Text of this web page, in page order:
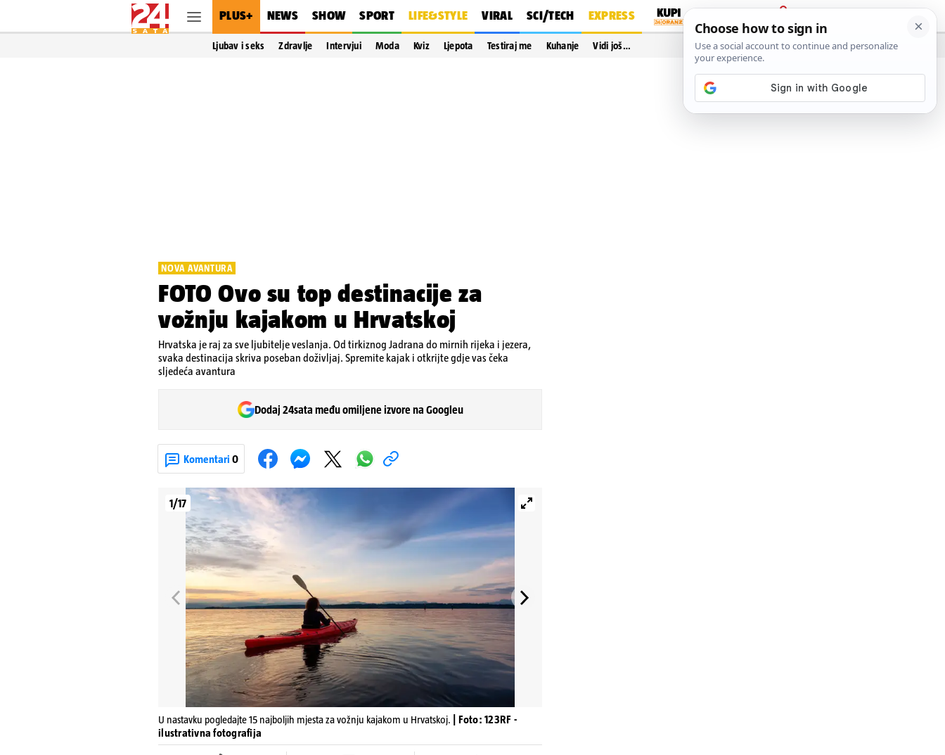
PLUS+ NEWS SHOW SPORT LIFE&STYLE VIRAL SCI/TECH EXPRESS
PRIJAVA
Ljubav i seks Zdravlje Intervjui Moda Kviz Ljepota Testiraj me Kuhanje Vidi još…
NOVA AVANTURA
FOTO Ovo su top destinacije za
vožnju kajakom u Hrvatskoj
Hrvatska je raj za sve ljubitelje veslanja. Od tirkiznog Jadrana do mirnih rijeka i jezera,
svaka destinacija skriva poseban doživljaj. Spremite kajak i otkrijte gdje vas čeka
sljedeća avantura
Dodaj 24sata među omiljene izvore na Googleu
Komentari 0
1/17
U nastavku pogledajte 15 najboljih mjesta za vožnju kajakom u Hrvatskoj.
| Foto: 123RF -
ilustrativna fotografija